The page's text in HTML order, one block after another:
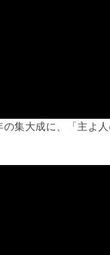
集大成に、「主よ